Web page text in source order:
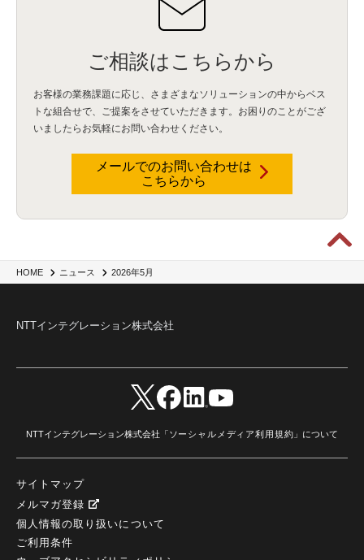
HOME ニュース 2026年5月
ご相談はこちらから
お客様の業務課題に応じ、さまざまなソリューションの中からベス
トな組合せで、 ご提案をさせていただきます。お困りのことがござ
いましたらお気軽にお問い合わせください。
メールでのお問い合わせは
こちらから
NTTインテグレーション株式会社
NTTインテグレーション株式会社「 ソーシャルメディア利用規約 」について
サイトマップ
メルマガ登録
個人情報の取り扱いについて
ご利用条件